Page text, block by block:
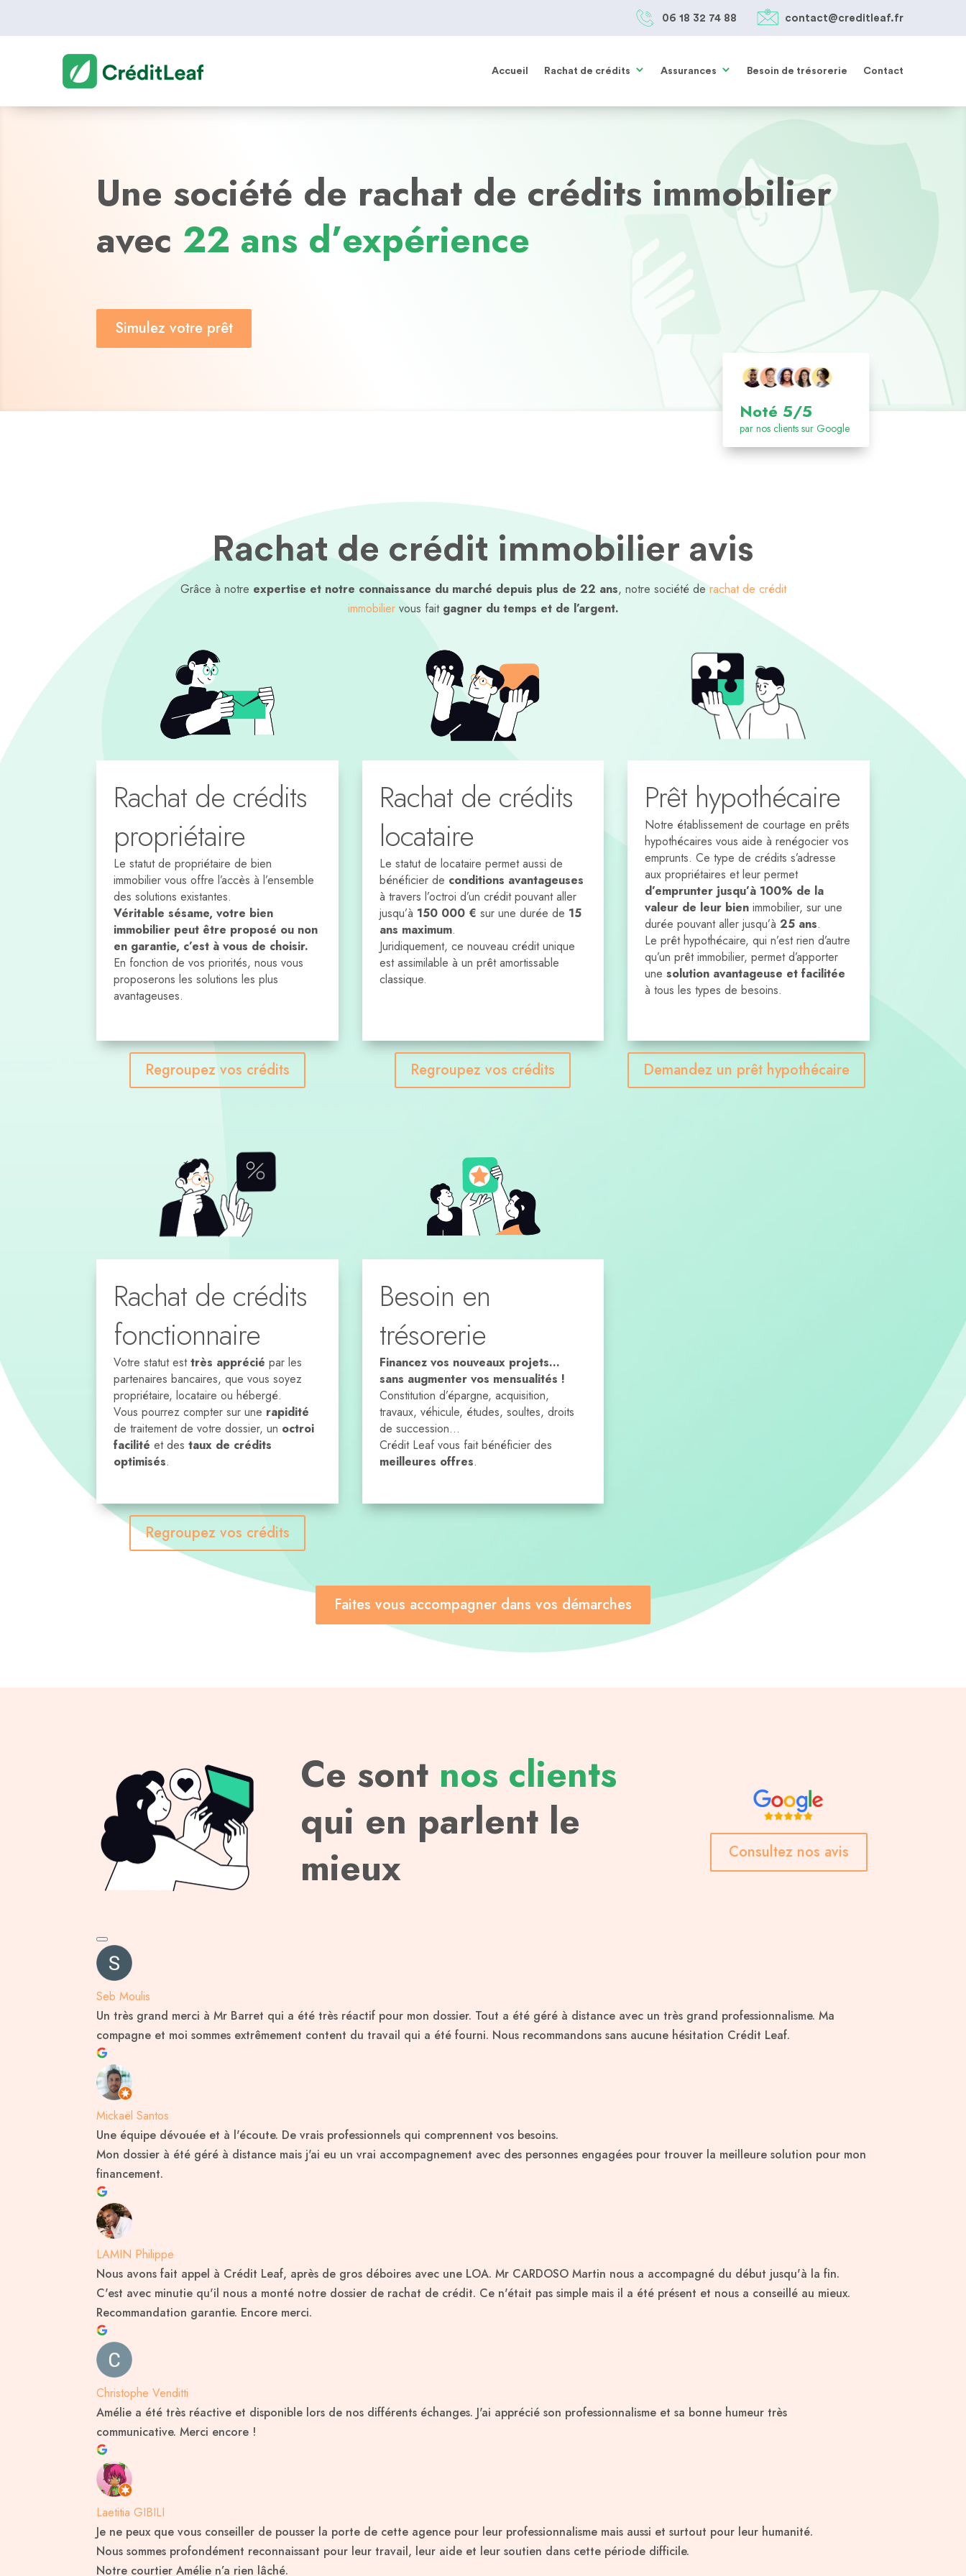
06 18 32 74 88 contact@creditleaf.fr
Accueil Rachat de crédits Assurances Besoin de trésorerie Contact
SIMULER MON PRÊT
05 61 38 27 85
Une société de rachat de crédits immobilier
avec 22 ans d’expérience
Simulez votre prêt
Noté 5/5
par nos clients sur Google
Rachat de crédit immobilier avis
Grâce à notre expertise et notre connaissance du marché depuis plus de 22 ans, notre société derachat de crédit
immobiliervous fait gagner du temps et de l’argent.
Rachat de crédits
propriétaire
Le statut de propriétaire de bien
immobilier vous offre l’accès à l’ensemble
des solutions existantes.
Véritable sésame, votre bien
immobilier peut être proposé ou non
en garantie, c’est à vous de choisir.
En fonction de vos priorités, nous vous
proposerons les solutions les plus
avantageuses.
Regroupez vos crédits
Rachat de crédits
fonctionnaire
Votre statut esttrès apprécié par les
partenaires bancaires, que vous soyez
propriétaire, locataire ou hébergé.
Vous pourrez compter sur une rapidité
de traitement de votre dossier, un octroi
facilité et destaux de crédits
optimisés.
Regroupez vos crédits
Rachat de crédits
locataire
Le statut de locataire permet aussi de
bénéficier de conditions avantageuses
à travers l’octroi d’un crédit pouvant aller
jusqu’à 150 000 € sur une durée de 15
ans maximum.
Juridiquement, ce nouveau crédit unique
est assimilable à un prêt amortissable
classique.
Regroupez vos crédits
Besoin en
trésorerie
Financez vos nouveaux projets…
sans augmenter vos mensualités !
Constitution d’épargne, acquisition,
travaux, véhicule, études, soultes, droits
de succession…
Crédit Leaf vous fait bénéficier des
meilleures offres.
Prêt hypothécaire
Notre établissement de courtage en prêts
hypothécaires vous aide à renégocier vos
emprunts. Ce type de crédits s’adresse
aux propriétaires et leur permet
d’emprunter jusqu’à 100% de la
valeur de leur bienimmobilier, sur une
durée pouvant aller jusqu’à 25 ans.
Le prêt hypothécaire, qui n’est rien d’autre
qu’un prêt immobilier, permet d’apporter
une solution avantageuse et facilitée
à tous les types de besoins.
Demandez un prêt hypothécaire
Faites vous accompagner dans vos démarches
Ce sont nos clients
qui en parlent le
mieux
Consultez nos avis
Seb Moulis
Un très grand merci à Mr Barret qui a été très réactif pour mon dossier. Tout a été géré à distance avec un très grand professionnalisme. Ma
compagne et moi sommes extrêmement content du travail qui a été fourni. Nous recommandons sans aucune hésitation Crédit Leaf.
Mickaël Santos
Une équipe dévouée et à l'écoute. De vrais professionnels qui comprennent vos besoins.
Mon dossier à été géré à distance mais j'ai eu un vrai accompagnement avec des personnes engagées pour trouver la meilleure solution pour mon
financement.
LAMIN Philippe
Nous avons fait appel à Crédit Leaf, après de gros déboires avec une LOA. Mr CARDOSO Martin nous a accompagné du début jusqu'à la fin.
C'est avec minutie qu'il nous a monté notre dossier de rachat de crédit. Ce n'était pas simple mais il a été présent et nous a conseillé au mieux.
Recommandation garantie. Encore merci.
Christophe Venditti
Amélie a été très réactive et disponible lors de nos différents échanges. J'ai apprécié son professionnalisme et sa bonne humeur très
communicative. Merci encore !
Laetitia GIBILI
Je ne peux que vous conseiller de pousser la porte de cette agence pour leur professionnalisme mais aussi et surtout pour leur humanité.
Nous sommes profondément reconnaissant pour leur travail, leur aide et leur soutien dans cette période difficile.
Notre courtier Amélie n’a rien lâché.